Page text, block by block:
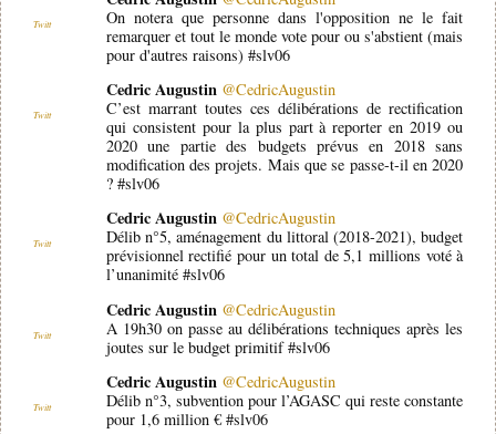
Twitt
On notera que personne dans l'opposition ne le fait
remarquer et tout le monde vote pour ou s'abstient (mais
pour d'autres raisons) #slv06
Twitt
Cedric Augustin @CedricAugustin
C’est marrant toutes ces délibérations de rectification
qui consistent pour la plus part à reporter en 2019 ou
2020 une partie des budgets prévus en 2018 sans
modification des projets. Mais que se passe-t-il en 2020
? #slv06
Twitt
Cedric Augustin @CedricAugustin
Délib n°5, aménagement du littoral (2018-2021), budget
prévisionnel rectifié pour un total de 5,1 millions voté à
l’unanimité #slv06
Twitt
Cedric Augustin @CedricAugustin
A 19h30 on passe au délibérations techniques après les
joutes sur le budget primitif #slv06
Twitt
Cedric Augustin @CedricAugustin
Délib n°3, subvention pour l’AGASC qui reste constante
pour 1,6 million € #slv06